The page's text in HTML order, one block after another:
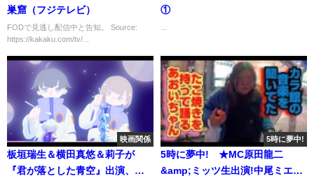
巣窟（フジテレビ）
FODで見逃し配信中と告知。 Source:
https://kakaku.com/tv/...
①
...
映画関係
板垣瑞生＆横田真悠＆莉子が
『君が落とした青空』出演、福
5時に夢中!
5時に夢中! ★MC原田龍二
&amp;ミッツ生出演!中尾ミエは